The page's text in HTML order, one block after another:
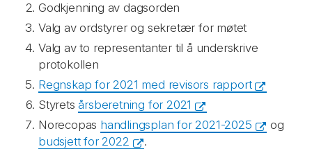
Godkjenning av dagsorden
Valg av ordstyrer og sekretær for møtet
Valg av to representanter til å underskrive
protokollen
Regnskap for 2021 med revisors rapport
Styretsårsberetning for 2021
Norecopas handlingsplan for 2021-2025
og
budsjett for 2022
.